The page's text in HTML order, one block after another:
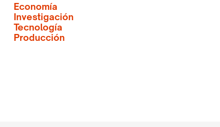
Economía
Investigación
Tecnología
Producción